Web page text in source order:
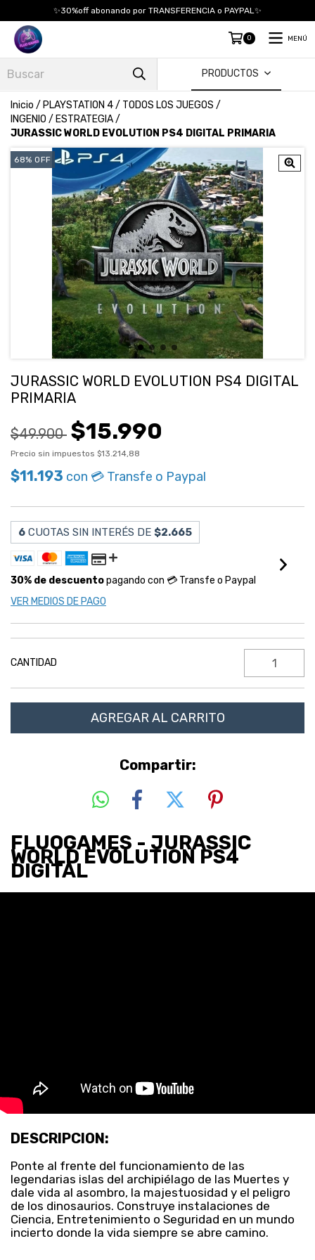
✨30%off abonando por TRANSFERENCIA o PAYPAL✨
0 MENÚ
PRODUCTOS
Inicio / PLAYSTATION 4/ TODOS LOS JUEGOS /
INGENIO / ESTRATEGIA/
JURASSIC WORLD EVOLUTION PS4 DIGITAL PRIMARIA
68% OFF
JURASSIC WORLD EVOLUTION PS4 DIGITAL
PRIMARIA
$49.900 $15.990
Precio sin impuestos $13.214,88
$11.193 con 💳 Transfe o Paypal
6 CUOTAS SIN INTERÉS DE $2.665
30% de descuentopagando con 💳 Transfe o Paypal
VER MEDIOS DE PAGO
CANTIDAD
Compartir:
FLUOGAMES - JURASSIC
WORLD EVOLUTION PS4
DIGITAL
DESCRIPCION:
Ponte al frente del funcionamiento de las
legendarias islas del archipiélago de las Muertes y
dale vida al asombro, la majestuosidad y el peligro
de los dinosaurios. Construye instalaciones de
Ciencia, Entretenimiento o Seguridad en un mundo
incierto donde la vida siempre se abre camino.